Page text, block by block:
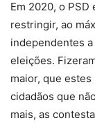
Em 2020, o
restringir, ao
independentes
eleições.
maior, que
cidadãos que
mais, as